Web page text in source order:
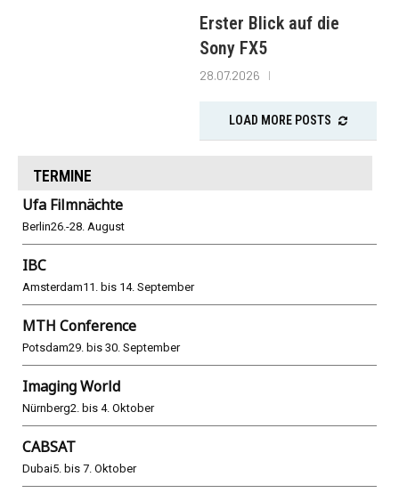
Erster Blick auf die
Sony FX5
28.07.2026
LOAD MORE POSTS
TERMINE
Ufa Filmnächte
Berlin26.-28. August
IBC
Amsterdam11. bis 14. September
MTH Conference
Potsdam29. bis 30. September
Imaging World
Nürnberg2. bis 4. Oktober
CABSAT
Dubai5. bis 7. Oktober